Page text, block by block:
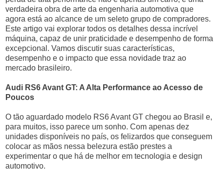
verdadeira obra de arte da engenharia automotiva que
agora está ao alcance de um seleto grupo de compradores.
Este artigo vai explorar todos os detalhes dessa incrível
máquina, capaz de unir praticidade e desempenho de forma
excepcional. Vamos discutir suas características,
desempenho e o impacto que essa novidade traz ao
mercado brasileiro.
Audi RS6 Avant GT: A Alta Performance ao Acesso de
Poucos
O tão aguardado modelo RS6 Avant GT chegou ao Brasil e,
para muitos, isso parece um sonho. Com apenas dez
unidades disponíveis no país, os felizardos que conseguem
colocar as mãos nessa belezura estão prestes a
experimentar o que há de melhor em tecnologia e design
automotivo.